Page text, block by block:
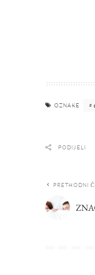
OZNAKE
PODIJELI
PRETHODNI